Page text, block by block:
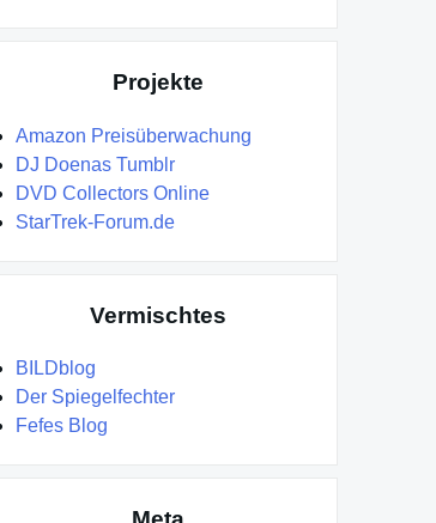
Projekte
Amazon Preisüberwachung
DJ Doenas Tumblr
DVD Collectors Online
StarTrek-Forum.de
Vermischtes
BILDblog
Der Spiegelfechter
Fefes Blog